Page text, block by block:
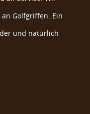
Golfgriffen. Ein
und natürlich